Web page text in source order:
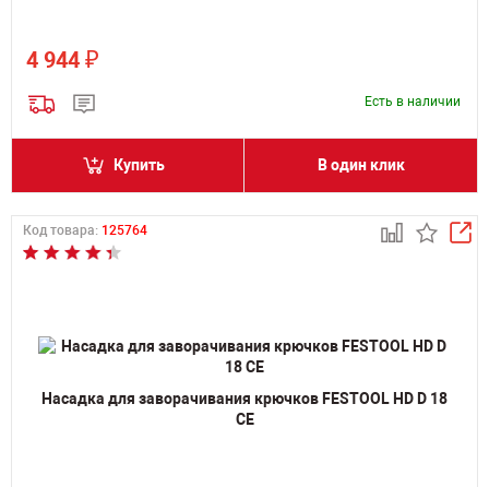
4 944 ₽
Есть в наличии
Купить В один клик
Код товара: 125764
Насадка для заворачивания крючков FESTOOL HD D 18
CE